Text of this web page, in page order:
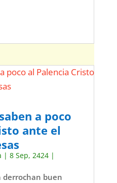
a poco
ante el
| 8 Sep, 2424|
derrochan buen